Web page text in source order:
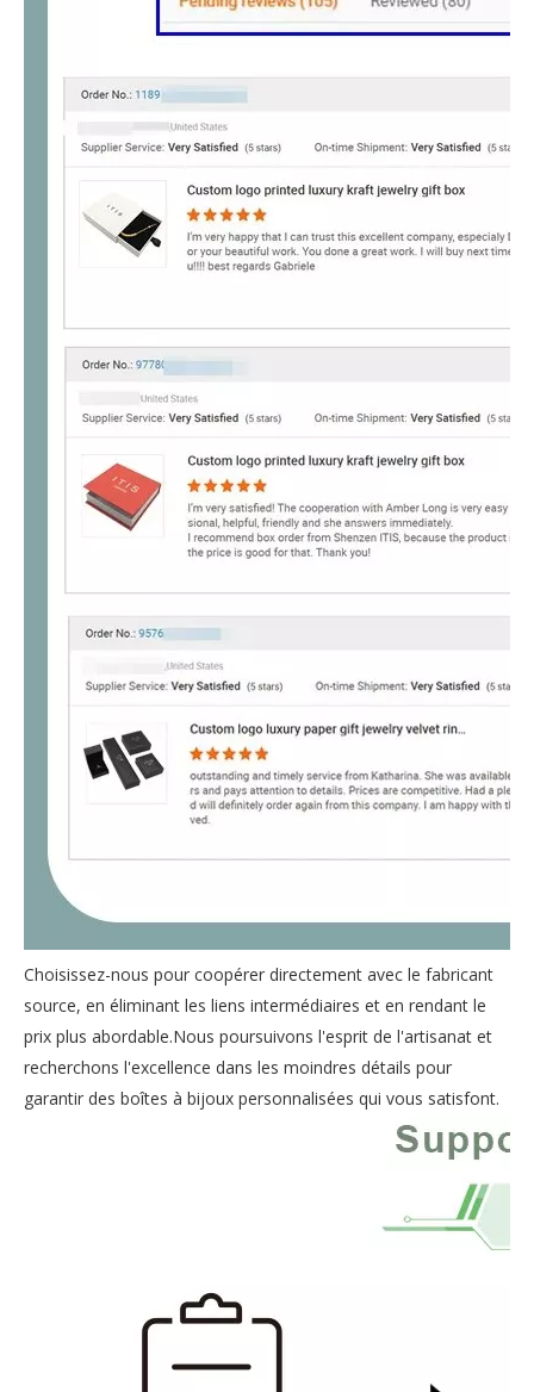
Choisissez-nous pour coopérer directement avec le fabricant
source, en éliminant les liens intermédiaires et en rendant le
prix plus abordable.Nous poursuivons l'esprit de l'artisanat et
recherchons l'excellence dans les moindres détails pour
garantir des boîtes à bijoux personnalisées qui vous satisfont.